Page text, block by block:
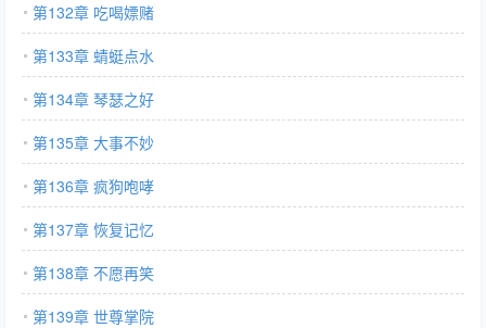
第132章 吃喝嫖赌
第133章 蜻蜓点水
第134章 琴瑟之好
第135章 大事不妙
第136章 疯狗咆哮
第137章 恢复记忆
第138章 不愿再笑
第139章 世尊掌院